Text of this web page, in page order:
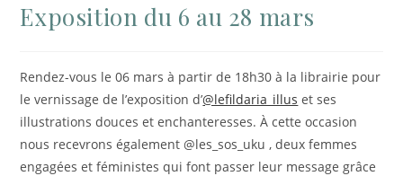
Exposition du 6 au 28 mars
Rendez-vous le 06 mars à partir de 18h30 à la librairie pour
le vernissage de l’exposition d’@lefildaria_illus et ses
illustrations douces et enchanteresses. À cette occasion
nous recevrons également @les_sos_uku , deux femmes
engagées et féministes qui font passer leur message grâce